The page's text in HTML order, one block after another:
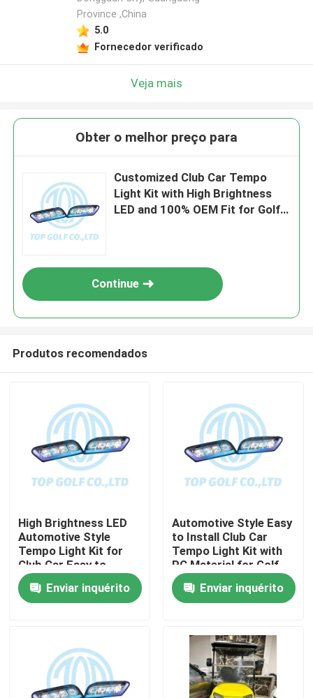
Produtos
Province ,China
5.0
Fornecedor verificado
Veja mais
Obter o melhor preço para
Customized Club Car Tempo
Light Kit with High Brightness
LED and 100% OEM Fit for Golf
Continue
Produtos recomendados
High Brightness LED
Automotive Style
Tempo Light Kit for
Club Car Easy to
Install Golf Cart LED
Light KitEnviar inquérito
Automotive Style Easy
to Install Club Car
Tempo Light Kit with
PC Material for Golf
Cart LED Light Kit
Enviar inquérito